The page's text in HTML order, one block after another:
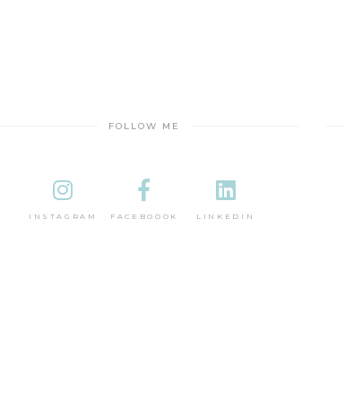
FOLLOW ME
INSTAGRAM FACEBOOOK LINKEDIN